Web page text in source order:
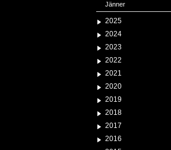
Jänner
2025
2024
2023
2022
2021
2020
2019
2018
2017
2016